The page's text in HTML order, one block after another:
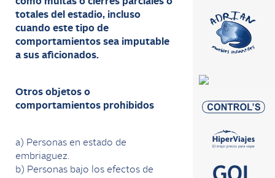
totales del estadio, incluso
cuando este tipo de
comportamientos sea imputable
a sus aficionados.
Otros objetos o
comportamientos prohibidos
a) Personas en estado de
embriaguez.
b) Personas bajo los efectos de